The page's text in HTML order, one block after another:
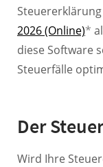
2026 (Online)*
diese Software
Steuerfälle
Der
Wird Ihre